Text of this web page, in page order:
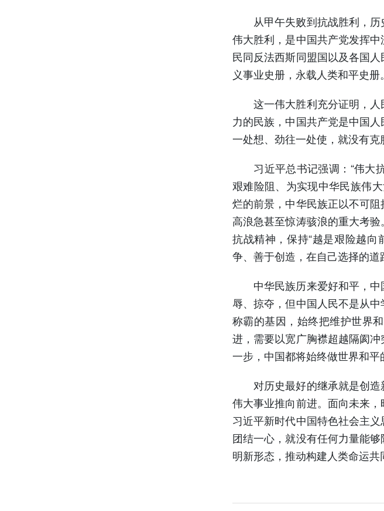
从甲午失败到抗战胜利，历
伟大胜利，是中国共产党发挥
民同反法西斯同盟国以及各国
义事业史册，永载人类和平史册。
这一伟大胜利充分证明，人
力的民族，中国共产党是中国
一处想、劲往一处使，就没有克
习近平总书记强调：“伟大抗
艰难险阻、为实现中华民族伟
烂的前景，中华民族正以不可
高浪急甚至惊涛骇浪的重大考
抗战精神，保持“越是艰险越
争、善于创造，在自己选择的道
中华民族历来爱好和平，中
辱、掠夺，但中国人民不是从
称霸的基因，始终把维护世界
进，需要以宽广胸襟超越隔阂
一步，中国都将始终做世界和平
对历史最好的继承就是创造
伟大事业推向前进。面向未来
习近平新时代中国特色社会主
团结一心，就没有任何力量能
明新形态，推动构建人类命运共